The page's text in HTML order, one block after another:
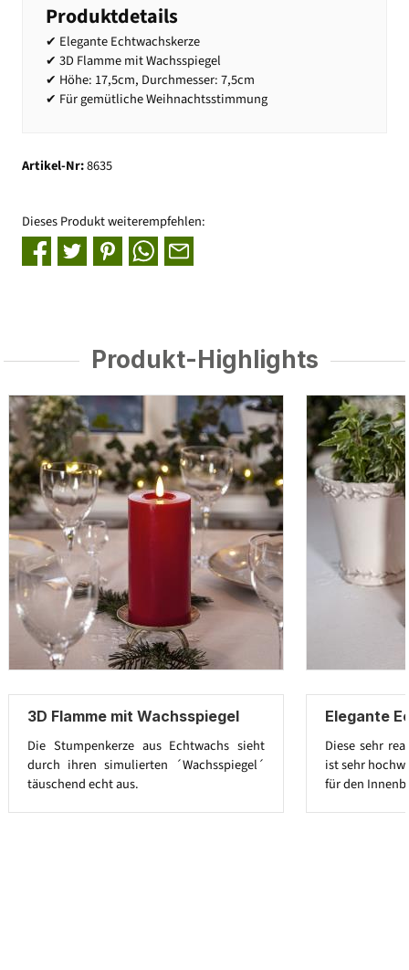
Produktdetails
✔ Elegante Echtwachskerze
✔ 3D Flamme mit Wachsspiegel
✔ Höhe: 17,5cm, Durchmesser: 7,5cm
✔ Für gemütliche Weihnachtsstimmung
Artikel-Nr:8635
Dieses Produkt weiterempfehlen:
Produkt-Highlights
3D Flamme mit Wachsspiegel
Die Stumpenkerze aus Echtwachs sieht
durch ihren simulierten ´Wachsspiegel´
täuschend echt aus.
Elegante
Diese sehr
ist sehr
für den